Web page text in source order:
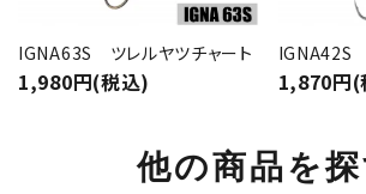
IGNA63S ツレルヤツチャート
1,980円(税込)
IGNA42S
1,870円(
他の商品を